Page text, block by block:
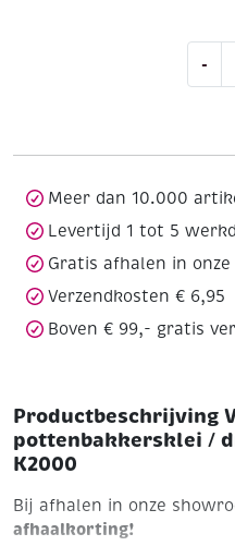
-
kg,
Meer dan 10.000
Levertijd 1 tot 5
Gratis afhalen in onze
Verzendkosten € 6,95
Boven € 99,- gratis
Productbeschrijving
pottenbakkersklei /
K2000
Bij afhalen in onze
afhaalkorting!